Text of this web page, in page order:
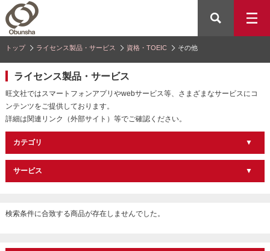
トップ ライセンス製品・サービス 資格・TOEIC その他
ライセンス製品・サービス
旺文社ではスマートフォンアプリやwebサービス等、さまざまなサービスにコ
ンテンツをご提供しております。
詳細は関連リンク（外部サイト）等でご確認ください。
カテゴリ
サービス
検索条件に合致する商品が存在しませんでした。